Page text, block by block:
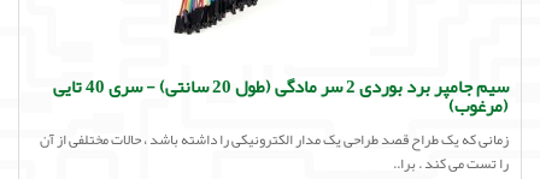
سیم جامپر برد بوردی 2 سر مادگی (طول 20 سانتی) - سری 40 تایی
(مرغوب)
زمانی که یک طراح قصد طراحی یک مدار الکترونیکی را داشته باشد ، حالات مختلفی از آن
را تست می کند . برا..